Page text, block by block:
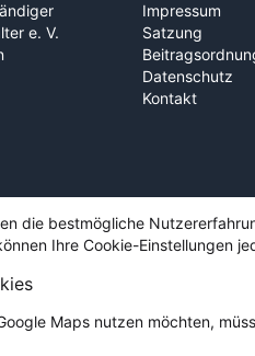
e. V.
Impressum
Satzung
Datenschutz
Kontakt
die bestmögliche
Ihre Cookie-Einstellungen
Maps nutzen möchten,